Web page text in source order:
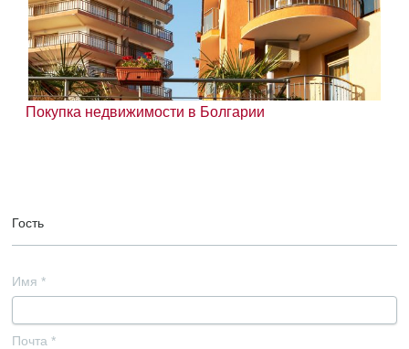
Покупка недвижимости в Болгарии
Гость
Имя *
Почта *